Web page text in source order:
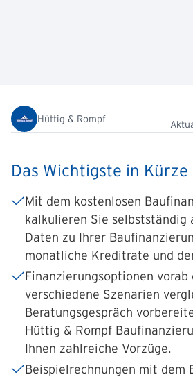
Hüttig & Rompf
Das Wichtigste in Kürze
Mit dem kostenlosen
kalkulieren Sie selbstständig
Daten zu Ihrer
monatliche Kreditrate und
Finanzierungsoptionen vorab
verschiedene Szenarien
Beratungsgespräch
Hüttig & Rompf
Ihnen zahlreiche Vorzüge.
Beispielrechnungen mit dem